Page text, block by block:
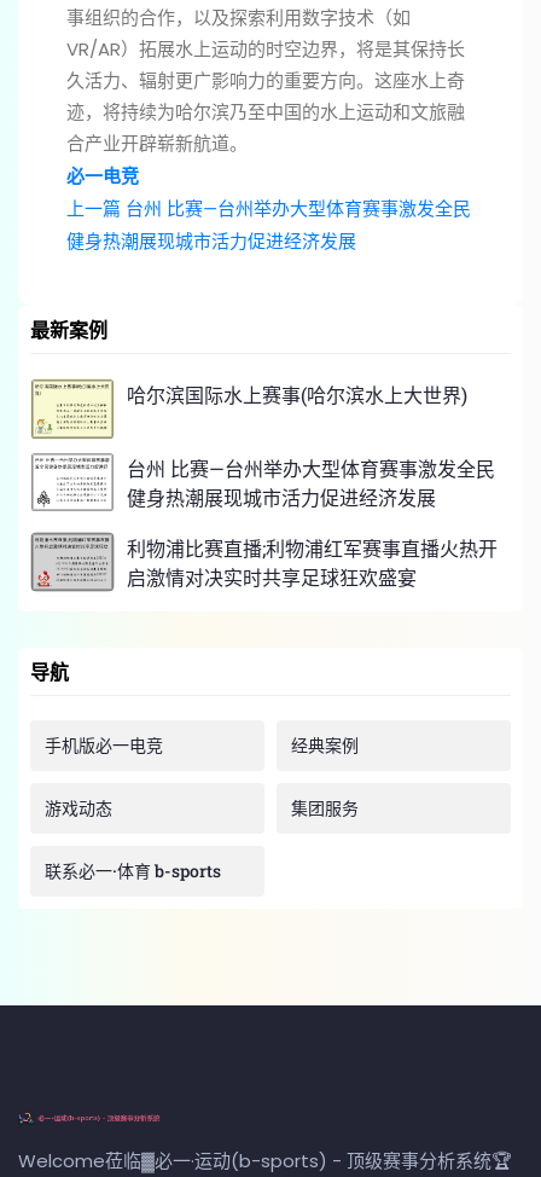
事组织的合作，以及探索利用数字技术（如
VR/AR）拓展水上运动的时空边界，将是其保持长
久活力、辐射更广影响力的重要方向。这座水上奇
迹，将持续为哈尔滨乃至中国的水上运动和文旅融
合产业开辟崭新航道。
必一电竞
上一篇 台州 比赛—台州举办大型体育赛事激发全民
健身热潮展现城市活力促进经济发展
最新案例
哈尔滨国际水上赛事(哈尔滨水上大世界)
台州 比赛—台州举办大型体育赛事激发全民
健身热潮展现城市活力促进经济发展
利物浦比赛直播;利物浦红军赛事直播火热开
启激情对决实时共享足球狂欢盛宴
导航
手机版必一电竞 经典案例
游戏动态 集团服务
联系必一·体育 b-sports
Welcome莅临▓必一·运动(b-sports) - 顶级赛事分析系统🏆